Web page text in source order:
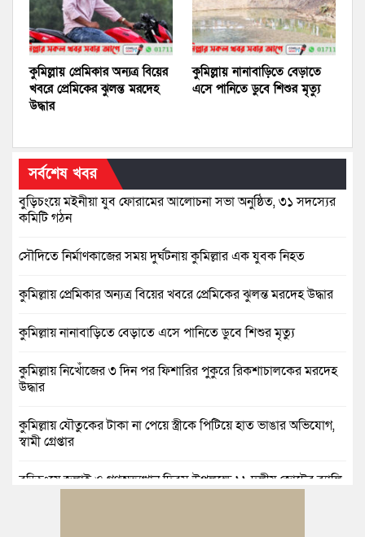
কুমিল্লায় প্রেমিকার অন্যত্র বিয়ের
খবরে প্রেমিকের ঝুলন্ত মরদেহ
উদ্ধার
কুমিল্লায় নানাবাড়িতে বেড়াতে
এসে পানিতে ডুবে শিশুর মৃত্যু
সর্বশেষ খবর
বুড়িচংয়ে মইনীয়া যুব ফোরামের আলোচনা সভা অনুষ্ঠিত, ৩১ সদস্যের
কমিটি গঠন
সৌদিতে নির্মাণকাজের সময় দুর্ঘটনায় কুমিল্লার এক যুবক নিহত
কুমিল্লায় প্রেমিকার অন্যত্র বিয়ের খবরে প্রেমিকের ঝুলন্ত মরদেহ উদ্ধার
কুমিল্লায় নানাবাড়িতে বেড়াতে এসে পানিতে ডুবে শিশুর মৃত্যু
কুমিল্লায় নিখোঁজের ৩ দিন পর ফিশারির পুকুরে রিকশাচালকের মরদেহ
উদ্ধার
কুমিল্লায় যৌতুকের টাকা না পেয়ে স্ত্রীকে পিটিয়ে হাত ভাঙার অভিযোগ,
স্বামী গ্রেপ্তার
বুড়িচংয়ে জুলাই ও গণঅভ্যুত্থান দিবস উপলক্ষে ১১ দলীয় জোটের র‍্যালি